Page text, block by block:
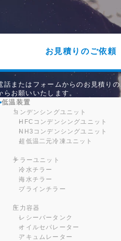
お見積りのご依頼
話またはフォームからのお見積り
らお願いいたします。
低温装置
コンデンシングユニット
HFCコンデンシングユニット
NH3コンデンシングユニット
超低温二元冷凍ユニット
チラーユニット
冷水チラー
海水チラー
ブラインチラー
圧力容器
レシーバータンク
オイルセパレーター
アキュムレーター